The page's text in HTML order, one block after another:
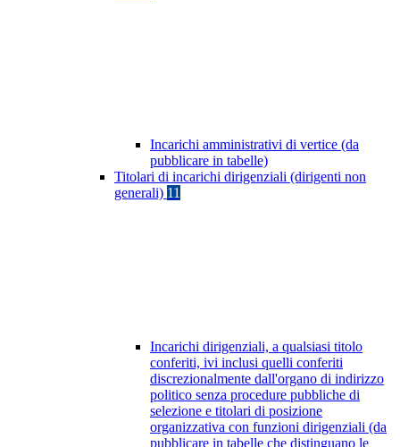
Incarichi amministrativi di vertice (da
pubblicare in tabelle)
Titolari di incarichi dirigenziali (dirigenti non
generali) 11
Incarichi dirigenziali, a qualsiasi titolo
conferiti, ivi inclusi quelli conferiti
discrezionalmente dall'organo di indirizzo
politico senza procedure pubbliche di
selezione e titolari di posizione
organizzativa con funzioni dirigenziali (da
pubblicare in tabelle che distinguano le